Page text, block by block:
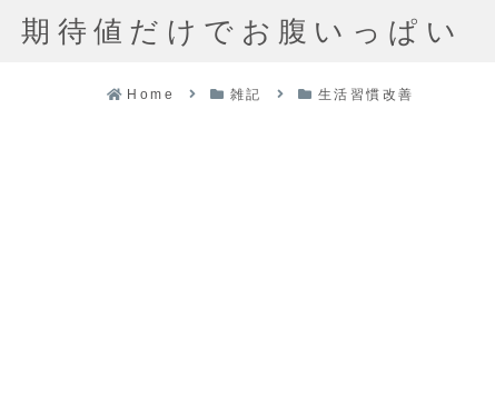
期待値だけでお腹いっぱい
Home 雑記 生活習慣改善